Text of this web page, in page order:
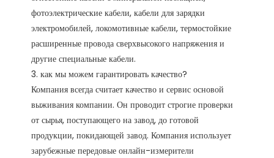
фотоэлектрические кабели, кабели для зарядки
электромобилей, локомотивные кабели, термостойкие
расширенные провода сверхвысокого напряжения и
другие специальные кабели.
3. как мы можем гарантировать качество?
Компания всегда считает качество и сервис основой
выживания компании. Он проводит строгие проверки
от сырья, поступающего на завод, до готовой
продукции, покидающей завод. Компания использует
зарубежные передовые онлайн-измерители